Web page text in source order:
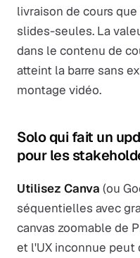
livraison de cours
slides-seules. La
dans le contenu de
atteint la barre sans
montage vidéo.
Solo qui fait un
pour les
Utilisez Canva (ou
séquentielles avec
canvas zoomable de
et l'UX inconnue peut